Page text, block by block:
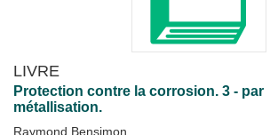
LIVRE
Protection contre la corrosion. 3 - par
métallisation.
Raymond Bensimon